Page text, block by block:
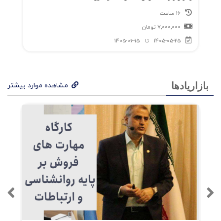
چیست؟
داد؟
نویسندگان پیشنهاد می‌کنند که برندها معمولاً با
کهن‌الگوی اصلیویک کهن‌الگوی پشتیبان کار کنند تا
هم عمق عاطفی و هم انعطاف رفتاری حفظ شود.
تغییر کهن‌الگو تنها زمانی مجاز است که دگرگونی در
چشم‌انداز یا موقعیت بازار رخ داده باشد، نه صرفاً
ذوق مدیران.
7,000,000 تومان
1405-05-25
تا 1405-06-15
بازاریادها مشاهده موارد بیشتر